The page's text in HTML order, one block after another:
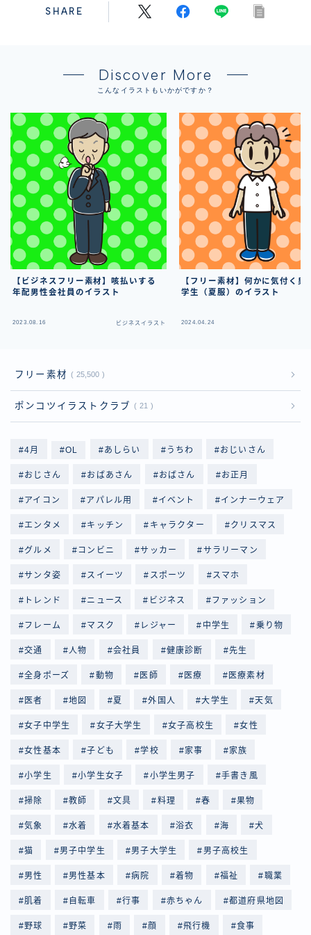
SHARE
Discover More
こんなイラストもいかがですか？
【ビジネスフリー素材】咳払いする
年配男性会社員のイラスト
2023.08.16 ビジネスイラスト
【フリー素材】何かに気付く男
学生（夏服）のイラスト
2024.04.24
フリー素材 25,500
ポンコツイラストクラブ 21
4月 OL あしらい うちわ おじいさん
おじさん おばあさん おばさん お正月
アイコン アパレル用 イベント インナーウェア
エンタメ キッチン キャラクター クリスマス
グルメ コンビニ サッカー サラリーマン
サンタ姿 スイーツ スポーツ スマホ
トレンド ニュース ビジネス ファッション
フレーム マスク レジャー 中学生 乗り物
交通 人物 会社員 健康診断 先生
全身ポーズ 動物 医師 医療 医療素材
医者 地図 夏 外国人 大学生 天気
女子中学生 女子大学生 女子高校生 女性
女性基本 子ども 学校 家事 家族
小学生 小学生女子 小学生男子 手書き風
掃除 教師 文具 料理 春 果物
気象 水着 水着基本 浴衣 海 犬
猫 男子中学生 男子大学生 男子高校生
男性 男性基本 病院 着物 福祉 職業
肌着 自転車 行事 赤ちゃん 都道府県地図
野球 野菜 雨 顔 飛行機 食事